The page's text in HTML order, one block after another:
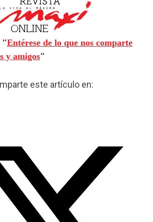
"Entérese de lo que nos comparte
y amigos"
este artículo en: